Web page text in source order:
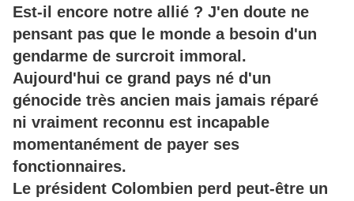
Est-il encore notre allié ? J'en doute ne
pensant pas que le monde a besoin d'un
gendarme de surcroit immoral.
Aujourd'hui ce grand pays né d'un
génocide très ancien mais jamais réparé
ni vraiment reconnu est incapable
momentanément de payer ses
fonctionnaires.
Le président Colombien perd peut-être un